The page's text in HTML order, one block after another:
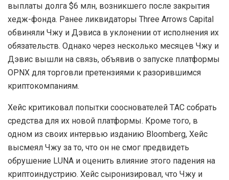
выплаты долга $6 млн, возникшего после закрытия
хедж-фонда. Ранее ликвидаторы Three Arrows Capital
обвиняли Чжу и Дэвиса в уклонении от исполнения их
обязательств. Однако через несколько месяцев Чжу и
Дэвис вышли на связь, объявив о запуске платформы
OPNX для торговли претензиями к разорившимся
криптокомпаниям.
Хейс критиковал попытки сооснователей ТAC собрать
средства для их новой платформы. Кроме того, в
одном из своих интервью изданию Bloomberg, Хейс
высмеял Чжу за то, что он не смог предвидеть
обрушение LUNA и оценить влияние этого падения на
криптоиндустрию. Хейс сыронизировал, что Чжу и